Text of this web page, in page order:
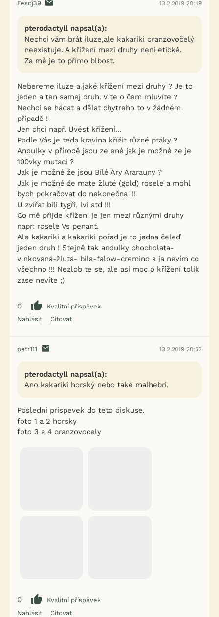
Fesoj39 13.2.2019 20:49
pterodactyll napsal(a):
Nechci vám brát iluze,ale kakariki oranzovočelý
neexistuje. A křížení mezi druhy není etické.
Za mě je to přímo blbost.
Nebereme iluze a jaké křížení mezi druhy ? Je to
jeden a ten samej druh. Víte o čem mluvíte ?
Nechci se hádat a dělat chytreho to v žádném
případě !
Jen chci např. Uvést křížení...
Podle Vás je teda kravina křížit různé ptáky ?
Andulky v přírodě jsou zelené jak je možné ze je
100vky mutaci ?
Jak je možné že jsou Bílé Ary Ararauny ?
Jak je možné že mate žluté (gold) rosele a mohl
bych pokračovat do nekonečna !!!
U zvířat bili tygři, lvi atd !!!
Co mě přijde křížení je jen mezi různými druhy
napr: rosele Vs penant.
Ale kakariki a kakariki pořad je to jedna čeleď
jeden druh ! Stejně tak andulky chocholata-
vlnkovaná-žlutá- bila-falow-cremino a ja nevím co
všechno !!! Nezlob te se, ale asi moc o křížení tolik
zase nevíte ;)
0
Kvalitní příspěvek
Nahlásit
Citovat
petr111 13.2.2019 20:52
pterodactyll napsal(a):
Ano kakariki horský nebo také malhebri.
Posledni prispevek do teto diskuse.
foto 1 a 2 horsky
foto 3 a 4 oranzovocely
0
Kvalitní příspěvek
Nahlásit
Citovat